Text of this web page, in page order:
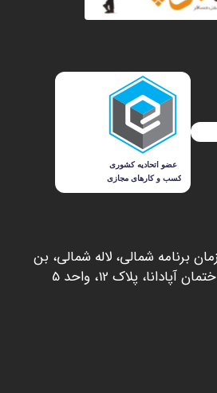
برنامه شمالي، لاله شمالي، بن
پلاک 12، واحد 5